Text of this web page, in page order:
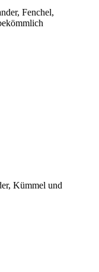
Fenchel,
Kümmel und